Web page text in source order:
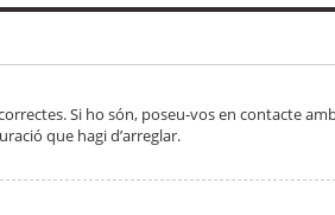
Si ho són, poseu-vos en contacte
que hagi d’arreglar.